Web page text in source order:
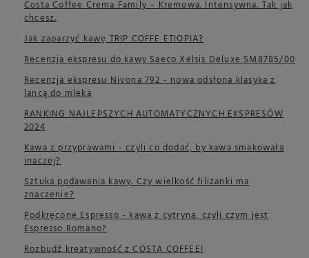
Costa Coffee Crema Family – Kremowa. Intensywna. Tak jak
chcesz.
Jak zaparzyć kawę TRIP COFFE ETIOPIA?
Recenzja ekspresu do kawy Saeco Xelsis Deluxe SM8785/00
Recenzja ekspresu Nivona 792 - nowa odsłona klasyka z
lancą do mleka
RANKING NAJLEPSZYCH AUTOMATYCZNYCH EKSPRESÓW
2024
Kawa z przyprawami - czyli co dodać, by kawa smakowała
inaczej?
Sztuka podawania kawy. Czy wielkość filiżanki ma
znaczenie?
Podkręcone Espresso - kawa z cytryną, czyli czym jest
Espresso Romano?
Rozbudź kreatywność z COSTA COFFEE!